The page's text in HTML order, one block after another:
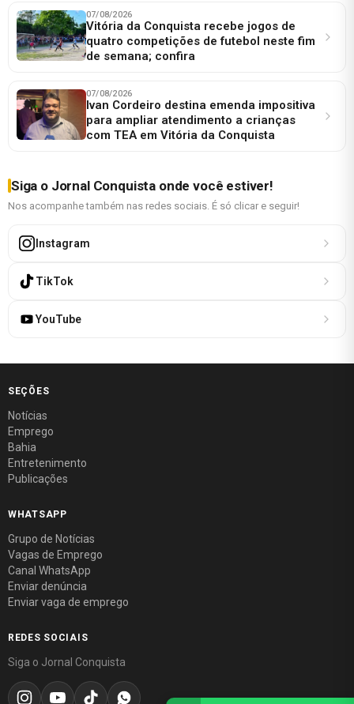
07/08/2026
Vitória da Conquista recebe jogos de
quatro competições de futebol neste fim
de semana; confira
07/08/2026
Ivan Cordeiro destina emenda impositiva
para ampliar atendimento a crianças
com TEA em Vitória da Conquista
Siga o Jornal Conquista onde você estiver!
Nos acompanhe também nas redes sociais. É só clicar e seguir!
Instagram
TikTok
YouTube
SEÇÕES
Notícias
Emprego
Bahia
Entretenimento
Publicações
WHATSAPP
Grupo de Notícias
Vagas de Emprego
Canal WhatsApp
Enviar denúncia
Enviar vaga de emprego
REDES SOCIAIS
Siga o Jornal Conquista